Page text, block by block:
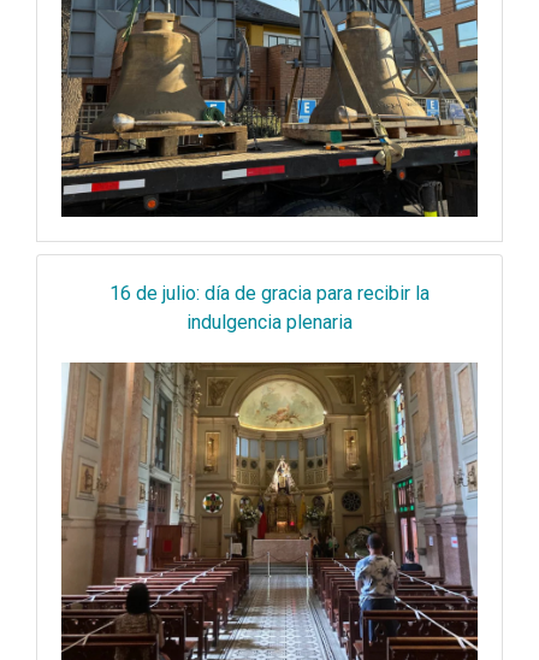
16 de julio: día de gracia para recibir la
indulgencia plenaria